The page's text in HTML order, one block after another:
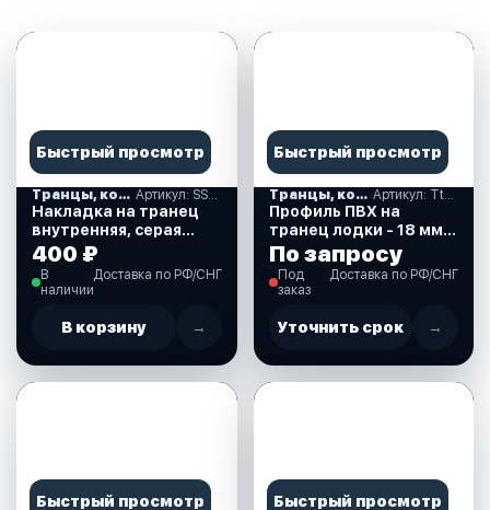
Быстрый просмотр
Транцы, комплектующие
Накладка на транец
внутренняя, серая
(SSCL00013103)
400 ₽
В
наличии
Доставка по РФ/СНГ
В корзину →
Быстрый просмотр
Транцы, комплектующие Артикул: Ttop_18.
Профиль ПВХ на
транец лодки - 18 мм.
черный (Ttop_18.)
По запросу
Под
заказ
Доставка по РФ/СНГ
Уточнить срок →
Быстрый просмотр Быстрый просмотр